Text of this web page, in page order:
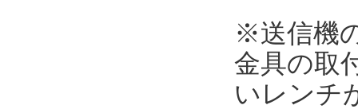
※送信機
金具の取
いレンチ